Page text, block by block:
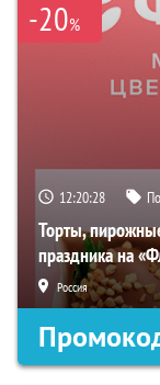
-20%
12:20:27
Торты,
праздника на
Россия